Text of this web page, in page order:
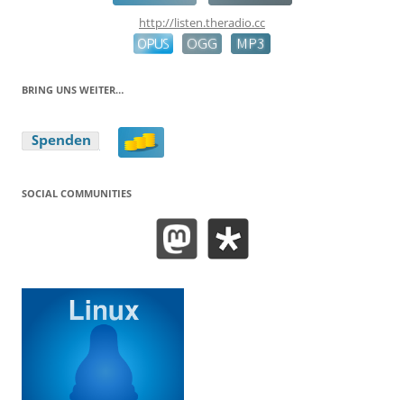
http://listen.theradio.cc
BRING UNS WEITER…
SOCIAL COMMUNITIES